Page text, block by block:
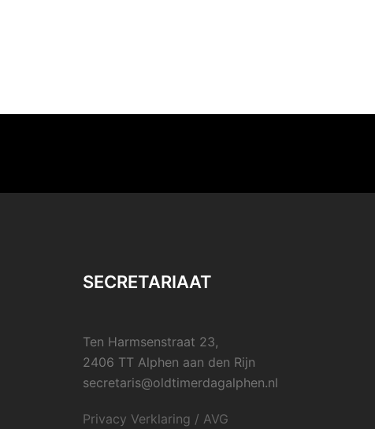
SECRETARIAAT
Ten Harmsenstraat 23,
2406 TT Alphen aan den Rijn
secretaris@oldtimerdagalphen.nl
Privacy Verklaring / AVG